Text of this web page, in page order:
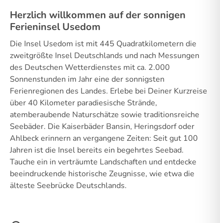
Herzlich willkommen auf der sonnigen
Ferieninsel Usedom
Die Insel Usedom ist mit 445 Quadratkilometern die
zweitgrößte Insel Deutschlands und nach Messungen
des Deutschen Wetterdienstes mit ca. 2.000
Sonnenstunden im Jahr eine der sonnigsten
Ferienregionen des Landes. Erlebe bei Deiner Kurzreise
über 40 Kilometer paradiesische Strände,
atemberaubende Naturschätze sowie traditionsreiche
Seebäder. Die Kaiserbäder Bansin, Heringsdorf oder
Ahlbeck erinnern an vergangene Zeiten: Seit gut 100
Jahren ist die Insel bereits ein begehrtes Seebad.
Tauche ein in verträumte Landschaften und entdecke
beeindruckende historische Zeugnisse, wie etwa die
älteste Seebrücke Deutschlands.